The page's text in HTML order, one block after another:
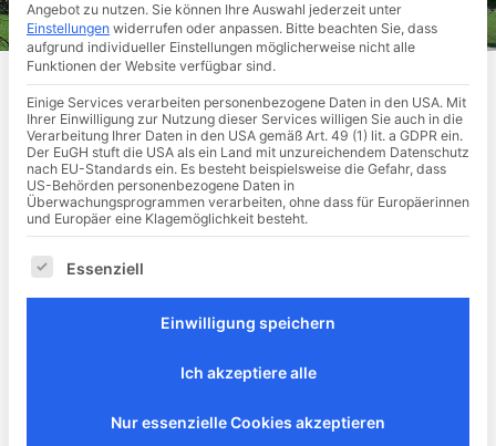
Projektübersicht
Unsere Referenzliste
Gesundheitswesen
Produktionsstätten
Angebot zu nutzen. Sie können Ihre Auswahl jederzeit unter
Einstellungen widerrufen oder anpassen. Bitte beachten Sie, dass
aufgrund individueller Einstellungen möglicherweise nicht alle
Funktionen der Website verfügbar sind.
Einige Services verarbeiten personenbezogene Daten in den USA. Mit
Ihrer Einwilligung zur Nutzung dieser Services willigen Sie auch in die
Verarbeitung Ihrer Daten in den USA gemäß Art. 49 (1) lit. a GDPR ein.
Der EuGH stuft die USA als ein Land mit unzureichendem Datenschutz
nach EU-Standards ein. Es besteht beispielsweise die Gefahr, dass
US-Behörden personenbezogene Daten in
Überwachungsprogrammen verarbeiten, ohne dass für Europäerinnen
und Europäer eine Klagemöglichkeit besteht.
Es folgt eine Liste der Service-Gruppen, für die eine
Essenziell
Einwilligung speichern
Ich akzeptiere alle
Nur essenzielle Cookies akzeptieren